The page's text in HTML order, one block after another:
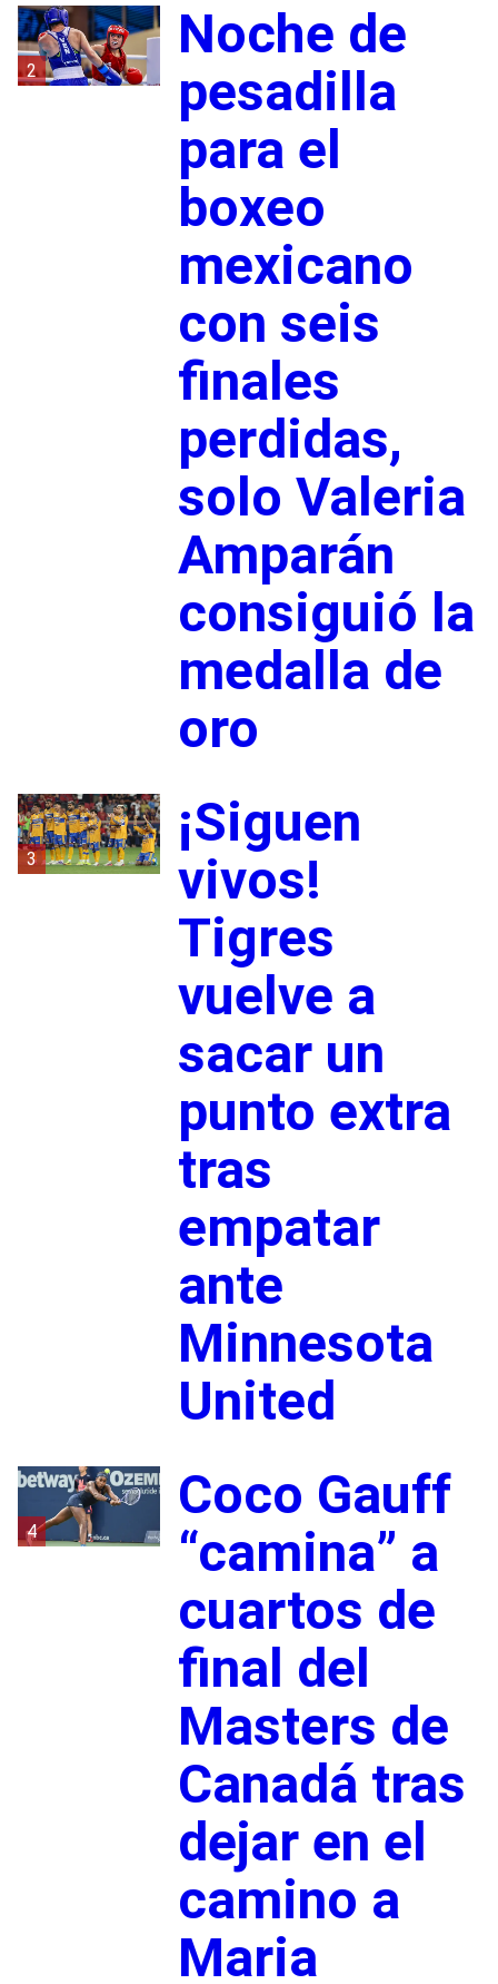
2
Noche de
pesadilla
para el
boxeo
mexicano
con seis
finales
perdidas,
solo Valeria
Amparán
consiguió la
medalla de
oro
3
¡Siguen
vivos!
Tigres
vuelve a
sacar un
punto extra
tras
empatar
ante
Minnesota
United
4
Coco Gauff
“camina” a
cuartos de
final del
Masters de
Canadá tras
dejar en el
camino a
Maria